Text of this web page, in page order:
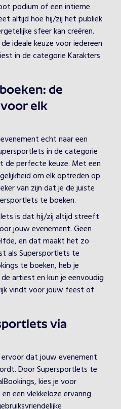
podium of een intieme
altijd hoe hij/zij het publiek
sfeer kan creëren.
ideale keuze voor iedereen
in de categorie Karakters
de
elk
echt naar een
in de categorie
de perfecte keuze. Met een
om elk optreden op
van zijn dat je de juiste
te boeken.
is dat hij/zij altijd streeft
jouw evenement. Geen
en dat maakt het zo
als Supersportlets te
te boeken, heb je
artiest en kun je eenvoudig
vindt voor jouw feest of
via
dat jouw evenement
Door Supersportlets te
kies je voor
een vlekkeloze ervaring